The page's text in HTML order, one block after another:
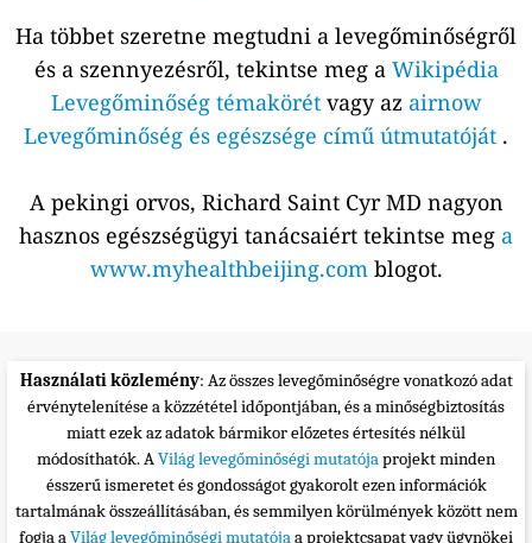
Ha többet szeretne megtudni a levegőminőségről
és a szennyezésről, tekintse meg a Wikipédia
Levegőminőség témakörétvagy az airnow
Levegőminőség és egészsége című útmutatóját .
A pekingi orvos, Richard Saint Cyr MD nagyon
hasznos egészségügyi tanácsaiért tekintse meg a
www.myhealthbeijing.comblogot.
Használati közlemény: Az összes levegőminőségre vonatkozó adat
érvénytelenítése a közzététel időpontjában, és a minőségbiztosítás
miatt ezek az adatok bármikor előzetes értesítés nélkül
módosíthatók. AVilág levegőminőségi mutatójaprojekt minden
ésszerű ismeretet és gondosságot gyakorolt ezen információk
tartalmának összeállításában, és semmilyen körülmények között nem
fogja aVilág levegőminőségi mutatójaa projektcsapat vagy ügynökei